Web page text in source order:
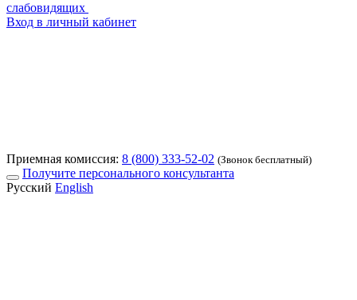
слабовидящих
Вход в личный кабинет
Приемная комиссия: 8 (800) 333-52-02 (Звонок бесплатный)
Получите персонального консультанта
Русский English